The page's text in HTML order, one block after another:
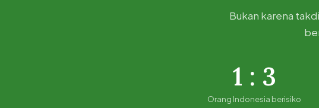
Bukan karena
1 : 3
Orang Indonesia berisiko